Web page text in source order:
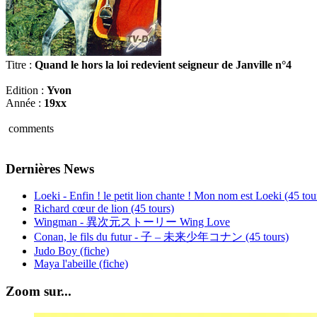
Titre : Quand le hors la loi redevient seigneur de Janville n°4
Edition : Yvon
Année : 19xx
comments
Dernières News
Loeki - Enfin ! le petit lion chante ! Mon nom est Loeki (45
Richard cœur de lion (45 tours)
Wingman - 異次元ストーリー Wing Love
Conan, le fils du futur - 子 – 未来少年コナン (45 tours)
Judo Boy (fiche)
Maya l'abeille (fiche)
Zoom sur...